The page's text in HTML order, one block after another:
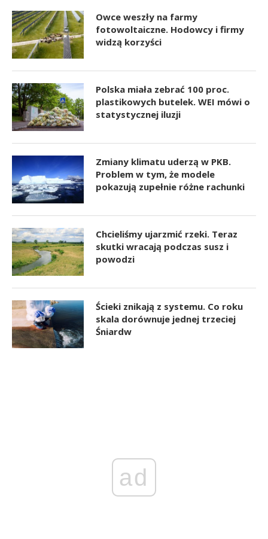
Owce weszły na farmy
fotowoltaiczne. Hodowcy i firmy
widzą korzyści
Polska miała zebrać 100 proc.
plastikowych butelek. WEI mówi o
statystycznej iluzji
Zmiany klimatu uderzą w PKB.
Problem w tym, że modele
pokazują zupełnie różne rachunki
Chcieliśmy ujarzmić rzeki. Teraz
skutki wracają podczas susz i
powodzi
Ścieki znikają z systemu. Co roku
skala dorównuje jednej trzeciej
Śniardw
ad